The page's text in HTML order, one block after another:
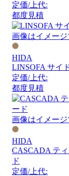
定価/上代:
都度見積
画像はイメージ
HIDA
LINSOFA サイ
定価/上代:
都度見積
画像はイメージ
HIDA
CASCADA テ
ド
定価/上代: